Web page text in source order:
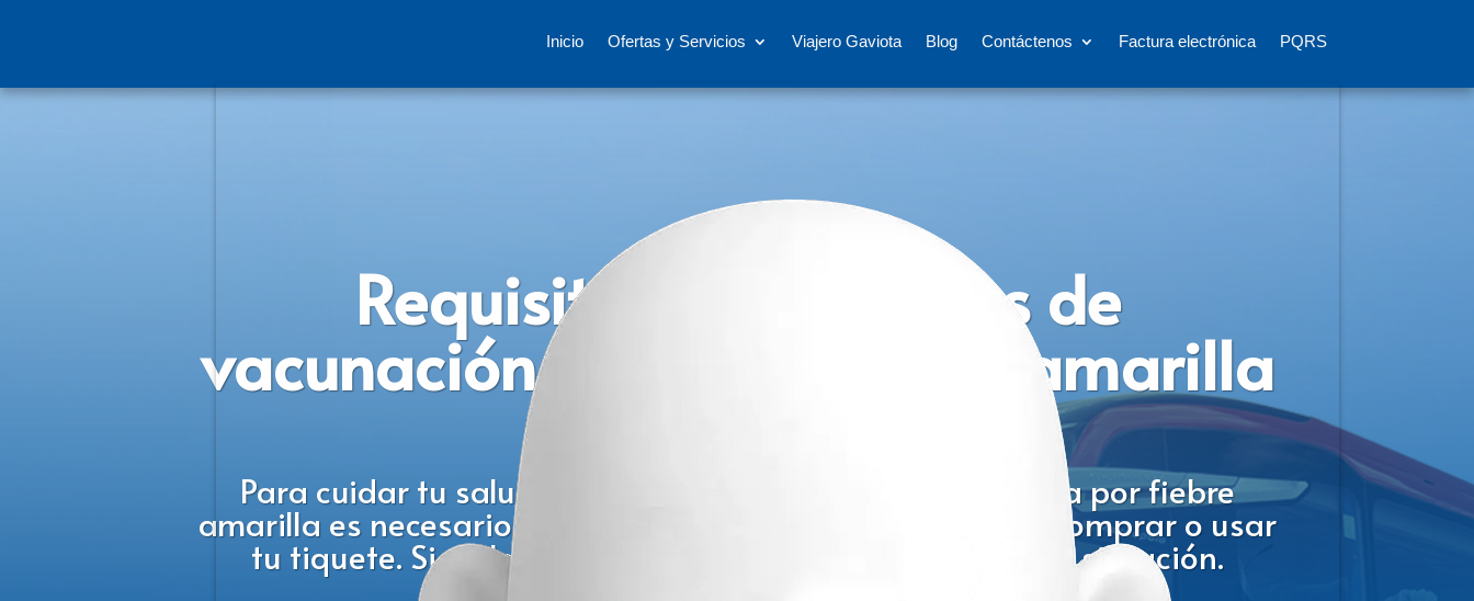
Inicio Ofertas y Servicios Viajero Gaviota Blog Contáctenos Factura electrónica PQRS
Requisitos obligatorios de
vacunación contra la fiebre amarilla
Para cuidar tu salud y la de todos, durante la emergencia por fiebre
amarilla es necesario presentar el carné de vacunación al comprar o usar
tu tiquete. Si no lo tienes, hay opciones para declarar tu situación.